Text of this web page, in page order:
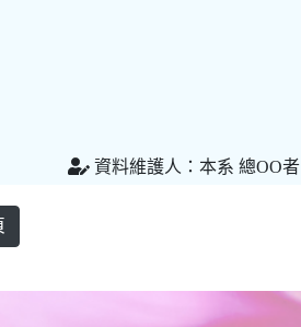
資料維護人：本系 總OO者